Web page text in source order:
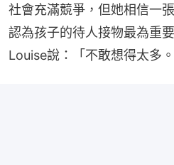
社會充滿競爭，但她相信一
認為孩子的待人接物最為重
Louise說：「不敢想得太多